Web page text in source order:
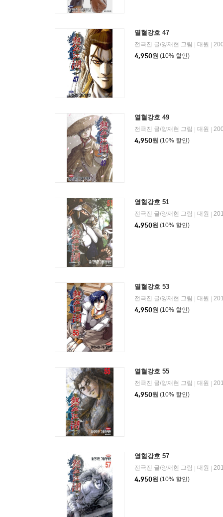
열혈강호 47
전극진 글/양재현 그림 대원
4,950원 (10% 할인)
열혈강호 49
전극진 글/양재현 그림 대원
4,950원 (10% 할인)
열혈강호 51
전극진 글/양재현 그림 대원
4,950원 (10% 할인)
열혈강호 53
전극진 글/양재현 그림 대원
4,950원 (10% 할인)
열혈강호 55
전극진 글/양재현 그림 대원
4,950원 (10% 할인)
열혈강호 57
전극진 글/양재현 그림 대원
4,950원 (10% 할인)